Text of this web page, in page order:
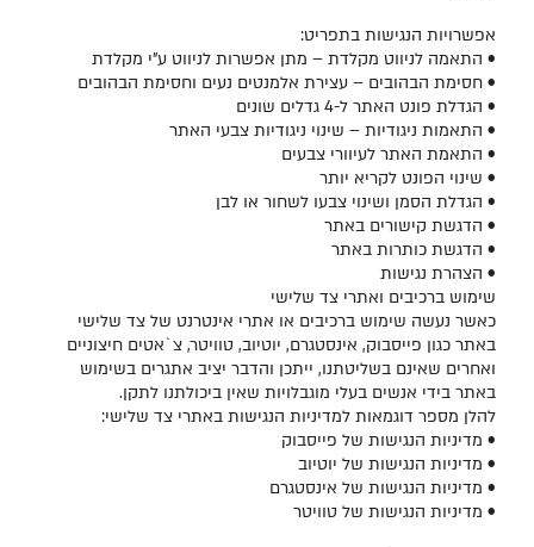
אפשרויות הנגישות בתפריט:
• התאמה לניווט מקלדת – מתן אפשרות לניווט ע"י מקלדת
• חסימת הבהובים – עצירת אלמנטים נעים וחסימת הבהובים
• הגדלת פונט האתר ל-4 גדלים שונים
• התאמות ניגודיות – שינוי ניגודיות צבעי האתר
• התאמת האתר לעיוורי צבעים
• שינוי הפונט לקריא יותר
• הגדלת הסמן ושינוי צבעו לשחור או לבן
• הדגשת קישורים באתר
• הדגשת כותרות באתר
• הצהרת נגישות
שימוש ברכיבים ואתרי צד שלישי
כאשר נעשה שימוש ברכיבים או אתרי אינטרנט של צד שלישי
באתר כגון פייסבוק, אינסטגרם, יוטיוב, טוויטר, צ`אטים חיצוניים
ואחרים שאינם בשליטתנו, ייתכן והדבר יציב אתגרים בשימוש
באתר בידי אנשים בעלי מוגבלויות שאין ביכולתנו לתקן.
להלן מספר דוגמאות למדיניות הנגישות באתרי צד שלישי:
• מדיניות הנגישות של פייסבוק
• מדיניות הנגישות של יוטיוב
• מדיניות הנגישות של אינסטגרם
• מדיניות הנגישות של טוויטר